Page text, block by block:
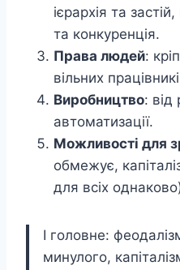
ієрархія та
та конкуренція.
Права людей:
вільних
Виробництво: від
автоматизації.
Можливості для
обмежує,
для всіх
І головне:
минулого,